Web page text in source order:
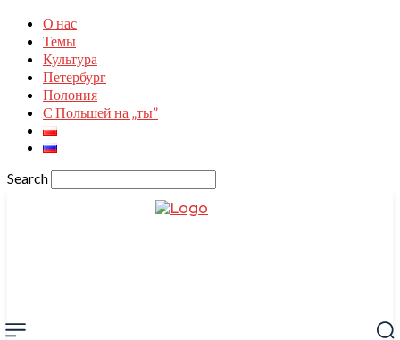
О нас
Темы
Культура
Петербург
Полония
С Польшей на „ты”
Search